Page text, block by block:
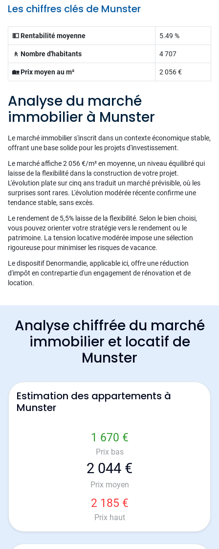
Les chiffres clés de Munster
💵 Rentabilité moyenne 5.49 %
🚶 Nombre d'habitants 4 707
🏡 Prix moyen au m² 2 056 €
Analyse du marché
immobilier à Munster
Le marché immobilier s'inscrit dans un contexte économique stable,
offrant une base solide pour les projets d'investissement.
Le marché affiche 2 056 €/m² en moyenne, un niveau équilibré qui
laisse de la flexibilité dans la construction de votre projet.
L'évolution plate sur cinq ans traduit un marché prévisible, où les
surprises sont rares. L'évolution modérée récente confirme une
tendance stable, sans excès.
Le rendement de 5,5% laisse de la flexibilité. Selon le bien choisi,
vous pouvez orienter votre stratégie vers le rendement ou le
patrimoine. La tension locative modérée impose une sélection
rigoureuse pour minimiser les risques de vacance.
Le dispositif Denormandie, applicable ici, offre une réduction
d'impôt en contrepartie d'un engagement de rénovation et de
location.
Analyse chiffrée du marché
immobilier et locatif de
Munster
Estimation des appartements à
Munster
1 670 €
Prix bas
2 044 €
Prix moyen
2 185 €
Prix haut